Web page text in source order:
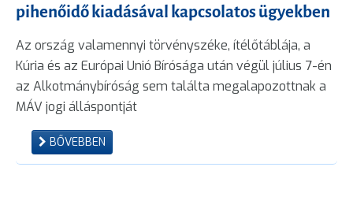
pihenőidő kiadásával kapcsolatos ügyekben
Az ország valamennyi törvényszéke, ítélőtáblája, a
Kúria és az Európai Unió Bírósága után végül július 7-én
az Alkotmánybíróság sem találta megalapozottnak a
MÁV jogi álláspontját
BŐVEBBEN